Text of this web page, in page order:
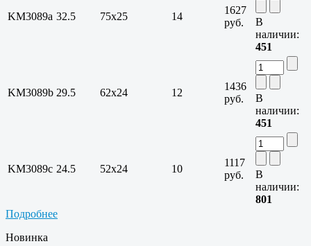
KM3089a 32.5 75х25 14
1627
руб.
В
наличии:
451
KM3089b 29.5 62х24 12
1436
руб.
В
наличии:
451
KM3089c 24.5 52х24 10
1117
руб.
В
наличии:
801
Подробнее
Новинка